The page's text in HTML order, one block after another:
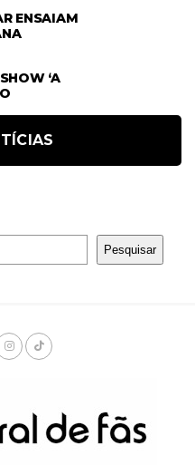
ENSAIAM
‘A
Pesquisar